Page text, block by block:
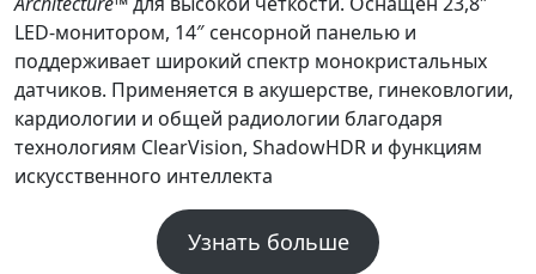
LED-монитором, 14″ сенсорной панелью и
поддерживает широкий спектр монокристальных
датчиков. Применяется в акушерстве, гинековлогии,
кардиологии и общей радиологии благодаря
технологиям ClearVision, ShadowHDR и функциям
искусственного интеллекта
Узнать больше